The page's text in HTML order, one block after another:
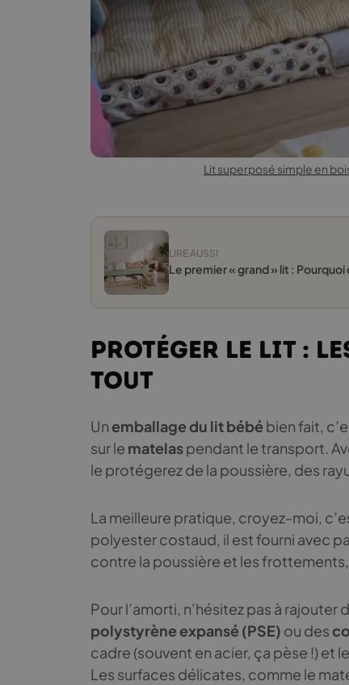
Lit superposé simple en
LIRE AUSSI
Le premier « grand » lit :
Protéger le lit :
tout
Unemballage du lit bébébien fait,
sur le matelaspendant le transport.
le protégerez de la poussière, des
La meilleure pratique, croyez-moi,
polyester costaud, il est fourni avec
contre la poussière et les
Pour l’amorti, n’hésitez pas à rajouter
polystyrène expansé (PSE) ou des
cadre (souvent en acier, ça pèse !) et
Les surfaces délicates, comme le